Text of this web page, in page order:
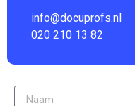
info@docuprofs.nl
020 210 13 82